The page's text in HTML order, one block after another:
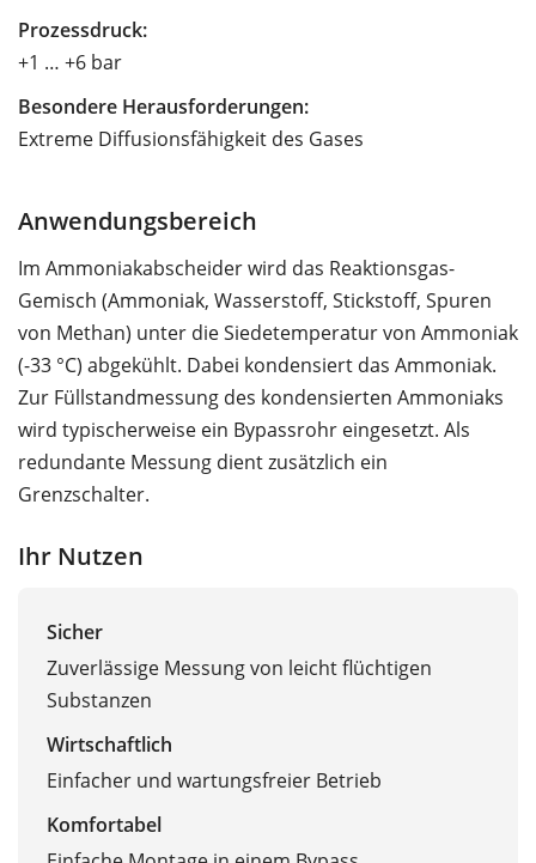
Prozessdruck:
+1 … +6 bar
Besondere Herausforderungen:
Extreme Diffusionsfähigkeit des Gases
Anwendungsbereich
Im Ammoniakabscheider wird das Reaktionsgas-
Gemisch (Ammoniak, Wasserstoff, Stickstoff, Spuren
von Methan) unter die Siedetemperatur von Ammoniak
(-33 °C) abgekühlt. Dabei kondensiert das Ammoniak.
Zur Füllstandmessung des kondensierten Ammoniaks
wird typischerweise ein Bypassrohr eingesetzt. Als
redundante Messung dient zusätzlich ein
Grenzschalter.
Ihr Nutzen
Sicher
Zuverlässige Messung von leicht flüchtigen
Substanzen
Wirtschaftlich
Einfacher und wartungsfreier Betrieb
Komfortabel